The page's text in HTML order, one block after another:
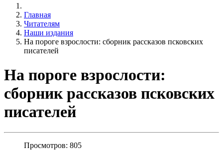
Главная
Читателям
Наши издания
На пороге взрослости: сборник рассказов псковских
писателей
На пороге взрослости:
сборник рассказов псковских
писателей
Просмотров: 805